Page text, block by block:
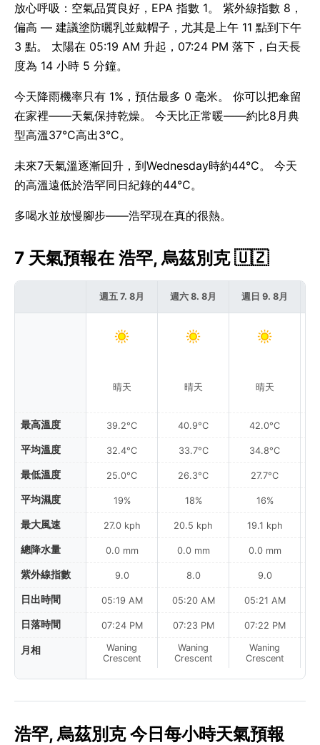
放心呼吸：空氣品質良好，EPA 指數 1。 紫外線指數 8，
偏高 — 建議塗防曬乳並戴帽子，尤其是上午 11 點到下午
3 點。 太陽在 05:19 AM 升起，07:24 PM 落下，白天長
度為 14 小時 5 分鐘。
今天降雨機率只有 1%，預估最多 0 毫米。 你可以把傘留
在家裡——天氣保持乾燥。 今天比正常暖——約比8月典
型高溫37°C高出3°C。
未來7天氣溫逐漸回升，到Wednesday時約44°C。 今天
的高溫遠低於浩罕同日紀錄的44°C。
多喝水並放慢腳步——浩罕現在真的很熱。
7 天氣預報在 浩罕, 烏茲別克 🇺🇿
最高溫度
平均溫度
最低溫度
平均濕度
最大風速
總降水量
紫外線指數
日出時間
日落時間
月相
週五 7. 8月
晴天
39.2°C
32.4°C
25.0°C
19%
27.0 kph
0.0 mm
9.0
05:19 AM
07:24 PM
Waning
Crescent
週六 8. 8月
晴天
40.9°C
33.7°C
26.3°C
18%
20.5 kph
0.0 mm
8.0
05:20 AM
07:23 PM
Waning
Crescent
週日 9. 8月
晴天
42.0°C
34.8°C
27.7°C
16%
19.1 kph
0.0 mm
9.0
05:21 AM
07:22 PM
Waning
Crescent
浩罕, 烏茲別克 今日每小時天氣預報